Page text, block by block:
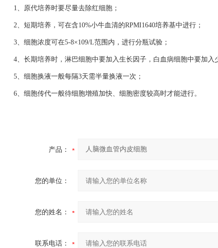
1、原代培养时要尽量去除红细胞；
2、短期培养，可在含10%小牛血清的RPMI1640培养基中进行；
3、细胞浓度可在5-8×109/L范围内，进行分瓶试验；
4、长期培养时，淋巴细胞中要加入生长因子，白血病细胞中要加入
5、细胞换液一般每隔3天需半量换液一次；
6、细胞传代一般待细胞增殖加快、细胞密度较高时才能进行。
产品：
您的单位：
您的姓名：
联系电话：